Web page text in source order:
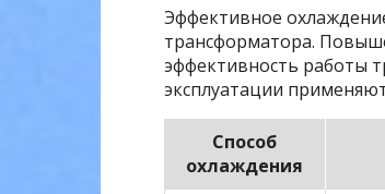
Эффективное
трансформатора.
эффективность работы
эксплуатации
Способ
охлаждения